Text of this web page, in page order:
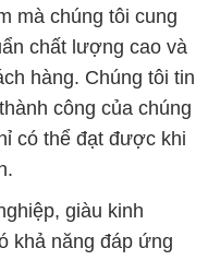
mà chúng tôi cung
chất lượng cao và
hàng. Chúng tôi tin
công của chúng
có thể đạt được khi
giàu kinh
khả năng đáp ứng